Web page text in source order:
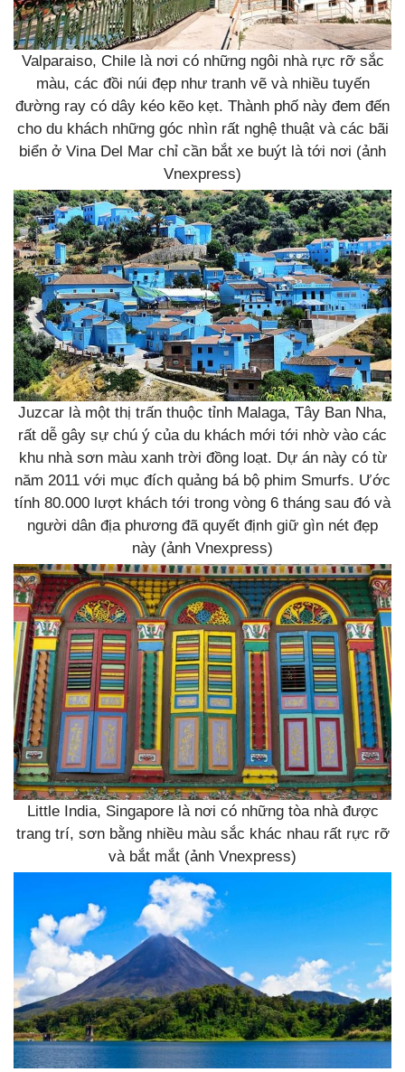
Valparaiso, Chile là nơi có những ngôi nhà rực rỡ sắc
màu, các đồi núi đẹp như tranh vẽ và nhiều tuyến
đường ray có dây kéo kẽo kẹt. Thành phố này đem đến
cho du khách những góc nhìn rất nghệ thuật và các bãi
biển ở Vina Del Mar chỉ cần bắt xe buýt là tới nơi (ảnh
Vnexpress)
Juzcar là một thị trấn thuộc tỉnh Malaga, Tây Ban Nha,
rất dễ gây sự chú ý của du khách mới tới nhờ vào các
khu nhà sơn màu xanh trời đồng loạt. Dự án này có từ
năm 2011 với mục đích quảng bá bộ phim Smurfs. Ước
tính 80.000 lượt khách tới trong vòng 6 tháng sau đó và
người dân địa phương đã quyết định giữ gìn nét đẹp
này (ảnh Vnexpress)
Little India, Singapore là nơi có những tòa nhà được
trang trí, sơn bằng nhiều màu sắc khác nhau rất rực rỡ
và bắt mắt (ảnh Vnexpress)